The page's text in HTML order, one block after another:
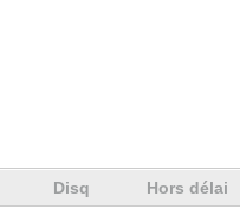
Disq Hors délai